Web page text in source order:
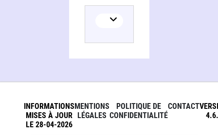
INFORMATIONS
MISES À JOUR
LE 28-04-2026
MENTIONS
LÉGALES
POLITIQUE DE
CONFIDENTIALITÉ
CONTACT